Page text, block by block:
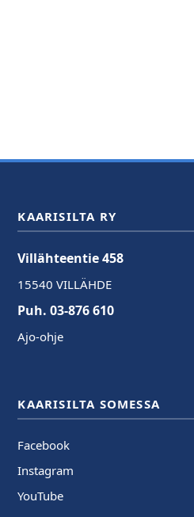
KAARISILTA RY
Villähteentie 458
15540 VILLÄHDE
Puh. 03-876 610
Ajo-ohje
KAARISILTA SOMESSA
Facebook
Instagram
YouTube